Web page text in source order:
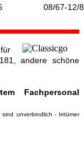
08/67-12/
andere schöne
Fachpersonal
sind unverbindlich - Irrtümer